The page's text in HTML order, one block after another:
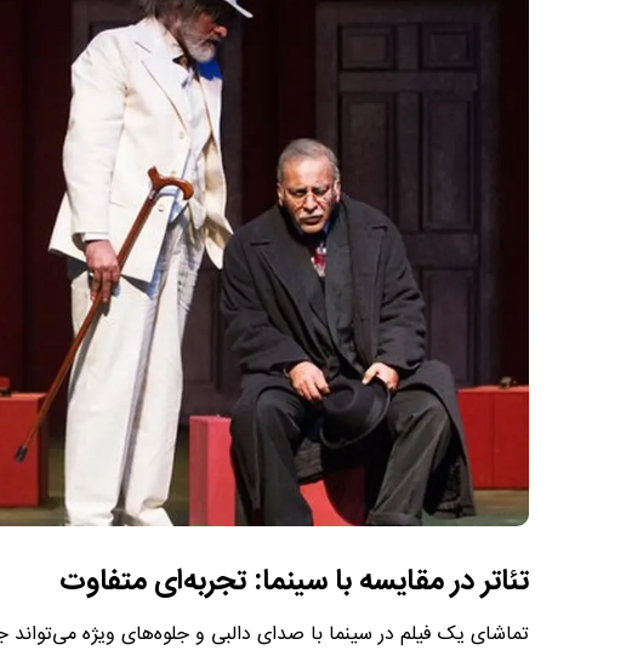
تئاتر در مقایسه با سینما:تجربه‌ای متفاوت
تماشای یک فیلم در سینما با صدای دالبی و جلوه‌های ویژه می‌تواند